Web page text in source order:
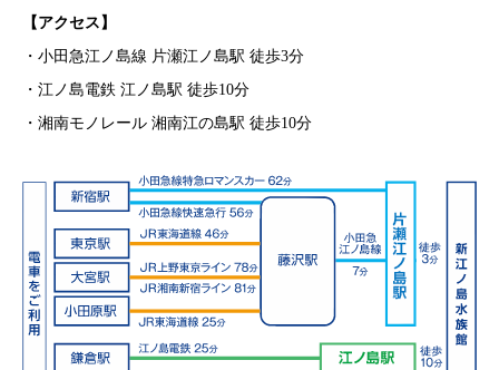
【アクセス】
・小田急江ノ島線 片瀬江ノ島駅 徒歩3分
・江ノ島電鉄 江ノ島駅 徒歩10分
・湘南モノレール 湘南江の島駅 徒歩10分